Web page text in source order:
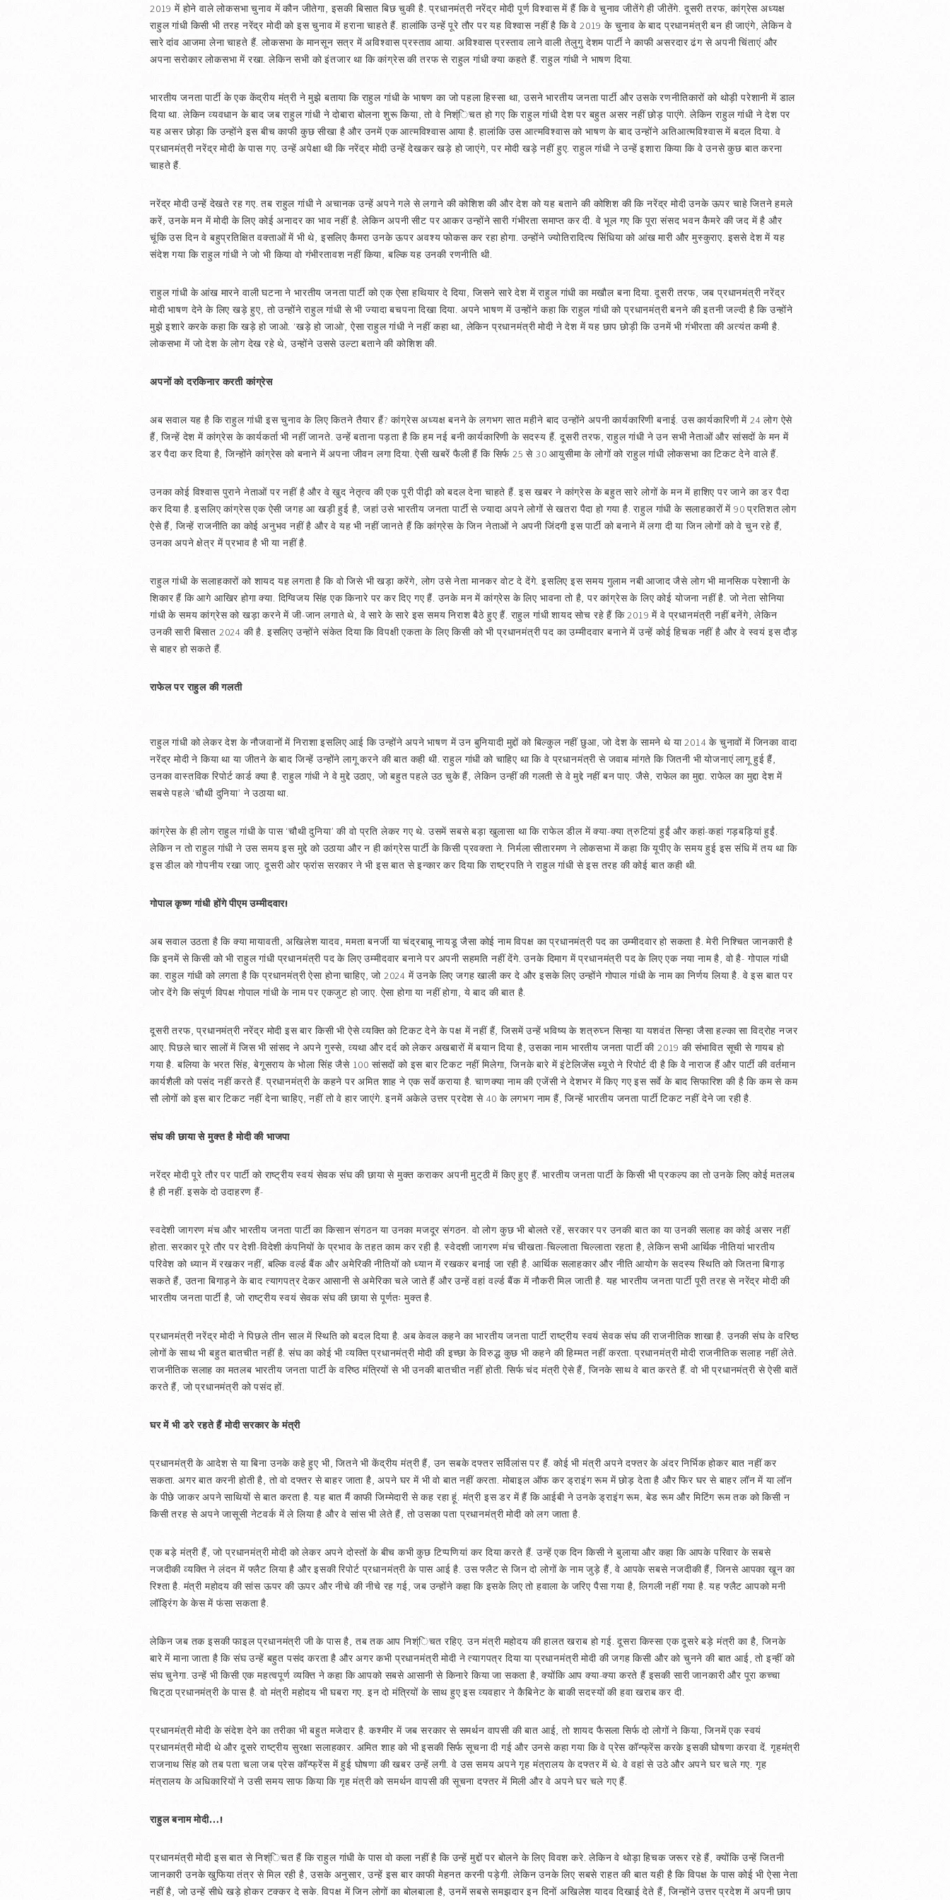
2019 में होने वाले लोकसभा चुनाव में कौन जीतेगा, इसकी बिसात बिछ चुकी है. प्रधानमंत्री नरेंद्र मोदी पूर्ण विश्वास में हैं कि वे चुनाव जीतेंगे ही जीतेंगे. दूसरी तरफ, कांग्रेस अध्यक्ष
राहुल गांधी किसी भी तरह नरेंद्र मोदी को इस चुनाव में हराना चाहते हैं. हालांकि उन्हें पूरे तौर पर यह विश्वास नहीं है कि वे 2019 के चुनाव के बाद प्रधानमंत्री बन ही जाएंगे, लेकिन वे
सारे दांव आजमा लेना चाहते हैं. लोकसभा के मानसून सत्र में अविश्वास प्रस्ताव आया. अविश्वास प्रस्ताव लाने वाली तेलुगु देशम पार्टी ने काफी असरदार ढंग से अपनी चिंताएं और
अपना सरोकार लोकसभा में रखा. लेकिन सभी को इंतजार था कि कांग्रेस की तरफ से राहुल गांधी क्या कहते हैं. राहुल गांधी ने भाषण दिया.
भारतीय जनता पार्टी के एक केंद्रीय मंत्री ने मुझे बताया कि राहुल गांधी के भाषण का जो पहला हिस्सा था, उसने भारतीय जनता पार्टी और उसके रणनीतिकारों को थोड़ी परेशानी में डाल
दिया था. लेकिन व्यवधान के बाद जब राहुल गांधी ने दोबारा बोलना शुरू किया, तो वे निश्ंिचत हो गए कि राहुल गांधी देश पर बहुत असर नहीं छोड़ पाएंगे. लेकिन राहुल गांधी ने देश पर
यह असर छोड़ा कि उन्होंने इस बीच काफी कुछ सीखा है और उनमें एक आत्मविश्वास आया है. हालांकि उस आत्मविश्वास को भाषण के बाद उन्होंने अतिआत्मविश्वास में बदल दिया. वे
प्रधानमंत्री नरेंद्र मोदी के पास गए. उन्हें अपेक्षा थी कि नरेंद्र मोदी उन्हें देखकर खड़े हो जाएंगे, पर मोदी खड़े नहीं हुए. राहुल गांधी ने उन्हें इशारा किया कि वे उनसे कुछ बात करना
चाहते हैं.
नरेंद्र मोदी उन्हें देखते रह गए. तब राहुल गांधी ने अचानक उन्हें अपने गले से लगाने की कोशिश की और देश को यह बताने की कोशिश की कि नरेंद्र मोदी उनके ऊपर चाहे जितने हमले
करें, उनके मन में मोदी के लिए कोई अनादर का भाव नहीं है. लेकिन अपनी सीट पर आकर उन्होंने सारी गंभीरता समाप्त कर दी. वे भूल गए कि पूरा संसद भवन कैमरे की जद में है और
चूंकि उस दिन वे बहुप्रतिक्षित वक्ताओं में भी थे, इसलिए कैमरा उनके ऊपर अवश्य फोकस कर रहा होगा. उन्होंने ज्योतिरादित्य सिंधिया को आंख मारी और मुस्कुराए. इससे देश में यह
संदेश गया कि राहुल गांधी ने जो भी किया वो गंभीरतावश नहीं किया, बल्कि यह उनकी रणनीति थी.
राहुल गांधी के आंख मारने वाली घटना ने भारतीय जनता पार्टी को एक ऐसा हथियार दे दिया, जिसने सारे देश में राहुल गांधी का मखौल बना दिया. दूसरी तरफ, जब प्रधानमंत्री नरेंद्र
मोदी भाषण देने के लिए खड़े हुए, तो उन्होंने राहुल गांधी से भी ज्यादा बचपना दिखा दिया. अपने भाषण में उन्होंने कहा कि राहुल गांधी को प्रधानमंत्री बनने की इतनी जल्दी है कि उन्होंने
मुझे इशारे करके कहा कि खड़े हो जाओ. ‘खड़े हो जाओ’, ऐसा राहुल गांधी ने नहीं कहा था, लेकिन प्रधानमंत्री मोदी ने देश में यह छाप छोड़ी कि उनमें भी गंभीरता की अत्यंत कमी है.
लोकसभा में जो देश के लोग देख रहे थे, उन्होंने उससे उल्टा बताने की कोशिश की.
अपनों को दरकिनार करती कांग्रेस
अब सवाल यह है कि राहुल गांधी इस चुनाव के लिए कितने तैयार हैं? कांग्रेस अध्यक्ष बनने के लगभग सात महीने बाद उन्होंने अपनी कार्यकारिणी बनाई. उस कार्यकारिणी में 24 लोग ऐसे
हैं, जिन्हें देश में कांग्रेस के कार्यकर्ता भी नहीं जानते. उन्हें बताना पड़ता है कि हम नई बनी कार्यकारिणी के सदस्य हैं. दूसरी तरफ, राहुल गांधी ने उन सभी नेेताओं और सांसदों के मन में
डर पैदा कर दिया है, जिन्होंने कांग्रेस को बनाने में अपना जीवन लगा दिया. ऐसी खबरें फैली हैं कि सिर्फ 25 से 30 आयुसीमा के लोगों को राहुल गांधी लोकसभा का टिकट देने वाले हैं.
उनका कोई विश्वास पुराने नेताओं पर नहीं है और वे खुद नेतृत्व की एक पूरी पीढ़ी को बदल देना चाहते हैं. इस खबर ने कांग्रेस के बहुत सारे लोगों के मन में हाशिए पर जाने का डर पैदा
कर दिया है. इसलिए कांग्रेस एक ऐसी जगह आ खड़ी हुई है, जहां उसे भारतीय जनता पार्टी से ज्यादा अपने लोगों से खतरा पैदा हो गया है. राहुल गांधी के सलाहकारों में 90 प्रतिशत लोग
ऐसे हैं, जिन्हें राजनीति का कोई अनुभव नहीं है और वे यह भी नहीं जानते हैं कि कांग्रेस के जिन नेताओं ने अपनी जिंदगी इस पार्टी को बनाने में लगा दी या जिन लोगों को वे चुन रहे हैं,
उनका अपने क्षेत्र में प्रभाव है भी या नहीं है.
राहुल गांधी के सलाहकारों को शायद यह लगता है कि वो जिसे भी खड़ा करेंगे, लोग उसे नेता मानकर वोट दे देंगे. इसलिए इस समय गुलाम नबी आजाद जैसे लोग भी मानसिक परेशानी के
शिकार हैं कि आगे आखिर होगा क्या. दिग्विजय सिंह एक किनारे पर कर दिए गए हैं. उनके मन में कांग्रेस के लिए भावना तो है, पर कांग्रेस के लिए कोई योजना नहीं है. जो नेता सोनिया
गांधी के समय कांग्रेस को खड़ा करने में जी-जान लगाते थे, वे सारे के सारे इस समय निराश बैठे हुए हैं. राहुल गांधी शायद सोच रहे हैं कि 2019 में वे प्रधानमंत्री नहीं बनेंगे, लेकिन
उनकी सारी बिसात 2024 की है. इसलिए उन्होंने संकेत दिया कि विपक्षी एकता के लिए किसी को भी प्रधानमंत्री पद का उम्मीदवार बनाने में उन्हें कोई हिचक नहीं है और वे स्वयं इस दौड़
से बाहर हो सकते हैं.
राफेल पर राहुल की गलती
राहुल गांधी को लेकर देश के नौजवानों में निराशा इसलिए आई कि उन्होंने अपने भाषण में उन बुनियादी मुद्दों को बिल्कुल नहीं छुआ, जो देश के सामने थे या 2014 के चुनावों में जिनका वादा
नरेंद्र मोदी ने किया था या जीतने के बाद जिन्हें उन्होंने लागू करने की बात कही थी. राहुल गांधी को चाहिए था कि वे प्रधानमंत्री से जवाब मांगते कि जितनी भी योजनाएं लागू हुई हैं,
उनका वास्तविक रिपोर्ट कार्ड क्या है. राहुल गांधी ने वे मुद्दे उठाए, जो बहुत पहले उठ चुके हैं, लेकिन उन्हीं की गलती से वे मुद्दे नहीं बन पाए. जैसे, राफेल का मुद्दा. राफेल का मुद्दा देश में
सबसे पहले ‘चौथी दुनिया’ ने उठाया था.
कांग्रेस के ही लोग राहुल गांधी के पास ‘चौथी दुनिया’ की वो प्रति लेकर गए थे. उसमें सबसे बड़ा खुलासा था कि राफेल डील में क्या-क्या त्रुटियां हुईं और कहां-कहां गड़बड़ियां हुईं.
लेकिन न तो राहुल गांधी ने उस समय इस मुद्दे को उठाया और न ही कांग्रेस पार्टी के किसी प्रवक्ता ने. निर्मला सीतारमण ने लोकसभा में कहा कि यूपीए के समय हुई इस संधि में तय था कि
इस डील को गोपनीय रखा जाए. दूसरी ओर फ्रांस सरकार ने भी इस बात से इन्कार कर दिया कि राष्ट्रपति ने राहुल गांधी से इस तरह की कोई बात कही थी.
गोपाल कृष्ण गांधी होंगे पीएम उम्मीदवार!
अब सवाल उठता है कि क्या मायावती, अखिलेश यादव, ममता बनर्जी या चंद्रबाबू नायडू जैसा कोई नाम विपक्ष का प्रधानमंत्री पद का उम्मीदवार हो सकता है. मेरी निश्चित जानकारी है
कि इनमें से किसी को भी राहुल गांधी प्रधानमंत्री पद के लिए उम्मीदवार बनाने पर अपनी सहमति नहीं देंगे. उनके दिमाग में प्रधानमंत्री पद के लिए एक नया नाम है, वो है- गोपाल गांधी
का. राहुल गांधी को लगता है कि प्रधानमंत्री ऐसा होना चाहिए, जो 2024 में उनके लिए जगह खाली कर दे और इसके लिए उन्होंने गोपाल गांधी के नाम का निर्णय लिया है. वे इस बात पर
जोर देंगे कि संपूर्ण विपक्ष गोपाल गांधी के नाम पर एकजुट हो जाए. ऐसा होगा या नहीं होगा, ये बाद की बात है.
दूसरी तरफ, प्रधानमंत्री नरेंद्र मोदी इस बार किसी भी ऐसे व्यक्ति को टिकट देने के पक्ष में नहीं हैं, जिसमें उन्हें भविष्य के शत्रुघ्न सिन्हा या यशवंत सिन्हा जैसा हल्का सा विद्रोह नजर
आए. पिछले चार सालों में जिस भी सांसद ने अपने गुस्से, व्यथा और दर्द को लेकर अखबारों में बयान दिया है, उसका नाम भारतीय जनता पार्टी की 2019 की संभावित सूची से गायब हो
गया है. बलिया के भरत सिंह, बेगूसराय के भोला सिंह जैसे 100 सांसदों को इस बार टिकट नहीं मिलेगा, जिनके बारे में इंटेलिजेंस ब्यूरो ने रिपोर्ट दी है कि वेे नाराज हैं और पार्टी की वर्तमान
कार्यशैली को पसंद नहीं करते हैं. प्रधानमंत्री के कहने पर अमित शाह ने एक सर्वे कराया है. चाणक्या नाम की एजेंसी ने देशभर में किए गए इस सर्वे के बाद सिफारिश की है कि कम से कम
सौ लोगों को इस बार टिकट नहीं देना चाहिए, नहीं तो वे हार जाएंगे. इनमें अकेले उत्तर प्रदेश से 40 के लगभग नाम हैं, जिन्हें भारतीय जनता पार्टी टिकट नहीं देने जा रही है.
संघ की छाया से मुक्त है मोदी की भाजपा
नरेंद्र मोदी पूरे तौर पर पार्टी को राष्ट्रीय स्वयं सेवक संघ की छाया से मुक्त कराकर अपनी मुट्‌ठी में किए हुए हैं. भारतीय जनता पार्टी के किसी भी प्रकल्प का तो उनके लिए कोई मतलब
है ही नहीं. इसके दो उदाहरण हैं-
स्वदेशी जागरण मंच और भारतीय जनता पार्टी का किसान संगठन या उनका मजदूर संगठन. वो लोग कुछ भी बोलते रहें, सरकार पर उनकी बात का या उनकी सलाह का कोई असर नहीं
होता. सरकार पूरे तौर पर देशी-विदेशी कंपनियों के प्रभाव के तहत काम कर रही है. स्वेदशी जागरण मंच चीखता-चिल्लाता चिल्लाता रहता है, लेकिन सभी आर्थिक नीतियां भारतीय
परिवेश को ध्यान में रखकर नहीं, बल्कि वर्ल्ड बैंक और अमेरिकी नीतियों को ध्यान में रखकर बनाई जा रही है. आर्थिक सलाहकार और नीति आयोग के सदस्य स्थिति को जितना बिगाड़
सकते हैं, उतना बिगाड़ने के बाद त्यागपत्र देकर आसानी से अमेरिका चले जाते हैं और उन्हें वहां वर्ल्ड बैंक में नौकरी मिल जाती है. यह भारतीय जनता पार्टी पूरी तरह से नरेंद्र मोदी की
भारतीय जनता पार्टी है, जो राष्ट्रीय स्वयं सेवक संघ की छाया से पूर्णतः मुक्त है.
प्रधानमंत्री नरेंद्र मोदी ने पिछले तीन साल में स्थिति को बदल दिया है. अब केवल कहने का भारतीय जनता पार्टी राष्ट्रीय स्वयं सेवक संघ की राजनीतिक शाखा है. उनकी संघ के वरिष्ठ
लोगों के साथ भी बहुत बातचीत नहीं है. संघ का कोई भी व्यक्ति प्रधानमंत्री मोदी की इच्छा के विरुद्ध कुछ भी कहने की हिम्मत नहीं करता. प्रधानमंत्री मोदी राजनीतिक सलाह नहीं लेते.
राजनीतिक सलाह का मतलब भारतीय जनता पार्टी के वरिष्ठ मंत्रियों से भी उनकी बातचीत नहीं होती. सिर्फ चंद मंत्री ऐसे हैं, जिनके साथ वे बात करते हैं. वो भी प्रधानमंत्री से ऐसी बातें
करते हैं, जो प्रधानमंत्री को पसंद हों.
घर में भी डरे रहते हैं मोदी सरकार के मंत्री
प्रधानमंत्री के आदेश से या बिना उनके कहे हुए भी, जितने भी केंद्रीय मंत्री हैं, उन सबके दफ्तर सर्विलांस पर हैं. कोई भी मंत्री अपने दफ्तर के अंदर निर्भिक होकर बात नहीं कर
सकता. अगर बात करनी होती है, तो वो दफ्तर से बाहर जाता है, अपने घर में भी वो बात नहीं करता. मोबाइल ऑफ कर ड्राइंग रूम में छोड़ देता है और फिर घर से बाहर लॉन में या लॉन
के पीछे जाकर अपने साथियों से बात करता है. यह बात मैं काफी जिम्मेदारी से कह रहा हूं. मंत्री इस डर में हैं कि आईबी ने उनके ड्राइंग रूम, बेड रूम और मिटिंग रूम तक को किसी न
किसी तरह से अपने जासूसी नेटवर्क में ले लिया है और वे सांस भी लेते हैं, तो उसका पता प्रधानमंत्री मोदी को लग जाता है.
एक बड़े मंत्री हैं, जो प्रधानमंत्री मोदी को लेकर अपने दोस्तों के बीच कभी कुछ टिप्पणियां कर दिया करते हैं. उन्हें एक दिन किसी ने बुलाया और कहा कि आपके परिवार के सबसे
नजदीकी व्यक्ति ने लंदन में फ्लैट लिया है और इसकी रिपोर्ट प्रधानमंत्री के पास आई है. उस फ्लैट से जिन दो लोगों के नाम जुड़े हैं, वे आपके सबसे नजदीकी हैं, जिनसे आपका खून का
रिश्ता है. मंत्री महोदय की सांस ऊपर की ऊपर और नीचे की नीचे रह गई, जब उन्होंने कहा कि इसके लिए तो हवाला के जरिए पैसा गया है, लिगली नहीं गया है. यह फ्लैट आपको मनी
लॉड्रिंग के केस में फंसा सकता है.
लेकिन जब तक इसकी फाइल प्रधानमंत्री जी के पास है, तब तक आप निश्ंिचत रहिए. उन मंत्री महोदय की हालत खराब हो गई. दूसरा किस्सा एक दूसरे बड़े मंत्री का है, जिनके
बारे में माना जाता है कि संघ उन्हें बहुत पसंद करता है और अगर कभी प्रधानमंत्री मोदी ने त्यागपत्र दिया या प्रधानमंत्री मोदी की जगह किसी और को चुनने की बात आई, तो इन्हीं को
संघ चुनेगा. उन्हें भी किसी एक महत्वपूर्ण व्यक्ति ने कहा कि आपको सबसे आसानी से किनारे किया जा सकता है, क्योंकि आप क्या-क्या करते हैं इसकी सारी जानकारी और पूरा कच्चा
चिट्‌ठा प्रधानमंत्री के पास है. वो मंत्री महोदय भी घबरा गए. इन दो मंत्रियों के साथ हुए इस व्यवहार ने कैबिनेट के बाकी सदस्यों की हवा खराब कर दी.
प्रधानमंत्री मोदी के संदेश देने का तरीका भी बहुत मजेदार है. कश्मीर में जब सरकार से समर्थन वापसी की बात आई, तो शायद फैसला सिर्फ दो लोगों ने किया, जिनमें एक स्वयं
प्रधानमंत्री मोदी थे और दूसरे राष्ट्रीय सुरक्षा सलाहकार. अमित शाह को भी इसकी सिर्फ सूचना दी गई और उनसे कहा गया कि वे प्रेस कॉन्फ्रेंस करके इसकी घोषणा करवा दें. गृहमंत्री
राजनाथ सिंह को तब पता चला जब प्रेस कॉन्फ्रेंस में हुई घोषणा की खबर उन्हें लगी. वे उस समय अपने गृह मंत्रालय के दफ्तर में थे. वे वहां से उठे और अपने घर चले गए. गृह
मंत्रालय के अधिकारियों ने उसी समय साफ किया कि गृह मंत्री को समर्थन वापसी की सूचना दफ्तर में मिली और वे अपने घर चले गए हैं.
राहुल बनाम मोदी…!
प्रधानमंत्री मोदी इस बात से निश्ंिचत हैं कि राहुल गांधी के पास वो कला नहीं है कि उन्हें मुद्दों पर बोलने के लिए विवश करे. लेकिन वे थोड़ा हिचक जरूर रहे हैं, क्योंकि उन्हें जितनी
जानकारी उनके खुफिया तंत्र से मिल रही है, उसके अनुसार, उन्हें इस बार काफी मेहनत करनी पड़ेगी. लेकिन उनके लिए सबसे राहत की बात यही है कि विपक्ष के पास कोई भी ऐसा नेता
नहीं है, जो उन्हें सीधे खड़े होकर टक्कर दे सके. विपक्ष में जिन लोगों का बोलबाला है, उनमें सबसे समझदार इन दिनों अखिलेश यादव दिखाई देते हैं, जिन्होंने उत्तर प्रदेश में अपनी छाप